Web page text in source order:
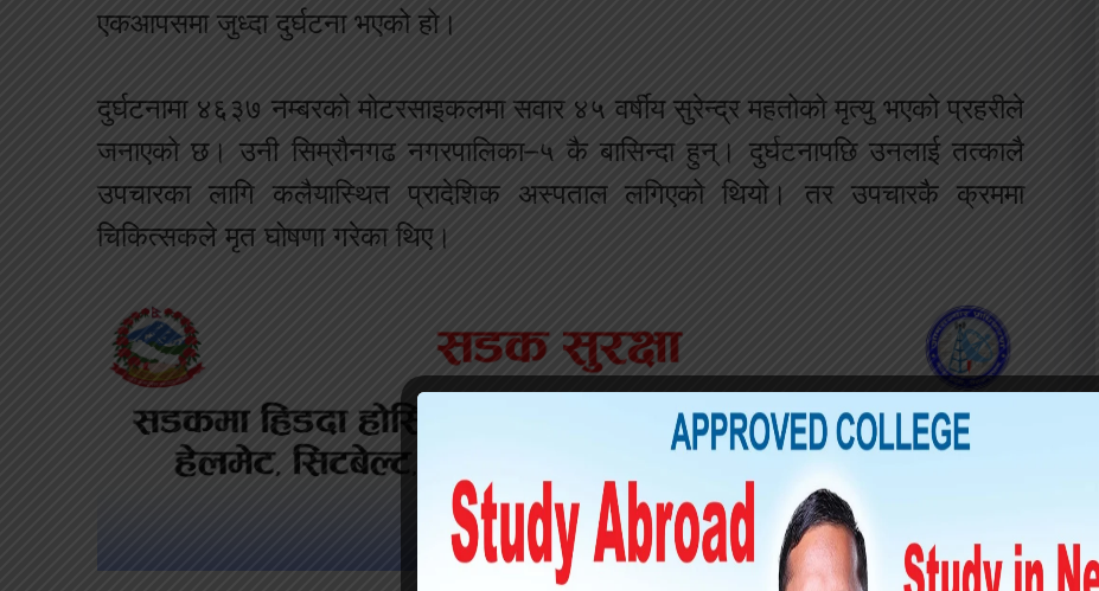
एकआपसमा जुध्दा दुर्घटना भएको हो।
दुर्घटनामा ४६३७ नम्बरको मोटरसाइकलमा सवार ४५ वर्षीय सुरेन्द्र महतोको मृत्यु भएको प्रहरीले
जनाएको छ। उनी सिम्रौनगढ नगरपालिका–५ कै बासिन्दा हुन्। दुर्घटनापछि उनलाई तत्कालै
उपचारका लागि कलैयास्थित प्रादेशिक अस्पताल लगिएको थियो। तर उपचारकै क्रममा
चिकित्सकले मृत घोषणा गरेका थिए।